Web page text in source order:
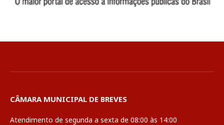
CÂMARA MUNICIPAL DE BREVES
Atendimento de segunda a sexta de 08:00 às 14:00